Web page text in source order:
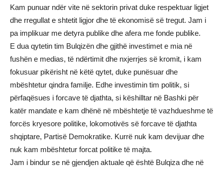
Kam punuar ndër vite në sektorin privat duke respektuar ligjet
dhe rregullat e shtetit ligjor dhe të ekonomisë së tregut. Jam i
pa implikuar me detyra publike dhe afera me fonde publike.
E dua qytetin tim Bulqizën dhe gjithë investimet e mia në
fushën e medias, të ndërtimit dhe nxjerrjes së kromit, i kam
fokusuar pikërisht në këtë qytet, duke punësuar dhe
mbështetur qindra familje. Edhe investimin tim politik, si
përfaqësues i forcave të djathta, si këshilltar në Bashki për
katër mandate e kam dhënë në mbështetje të vazhdueshme të
forcës kryesore politike, lokomotivës së forcave të djathta
shqiptare, Partisë Demokratike. Kurrë nuk kam devijuar dhe
nuk kam mbështetur forcat politike të majta.
Jam i bindur se në gjendjen aktuale që është Bulqiza dhe në